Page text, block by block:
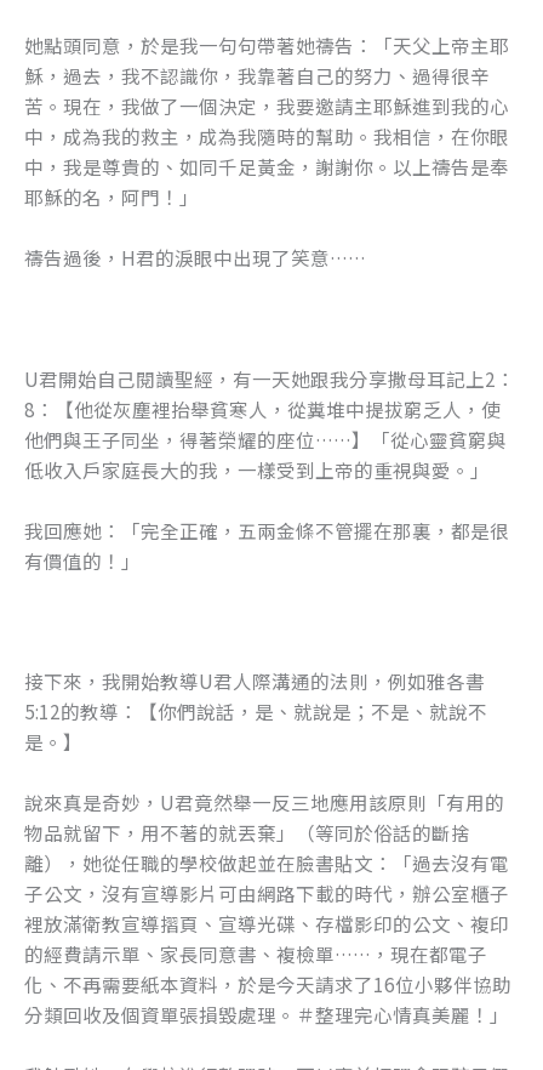
她點頭同意，於是我一句句帶著她禱告：「天父上帝主耶
穌，過去，我不認識你，我靠著自己的努力、過得很辛
苦。現在，我做了一個決定，我要邀請主耶穌進到我的心
中，成為我的救主，成為我隨時的幫助。我相信，在你眼
中，我是尊貴的、如同千足黃金，謝謝你。以上禱告是奉
耶穌的名，阿門！」
禱告過後，H君的淚眼中出現了笑意……
U君開始自己閱讀聖經，有一天她跟我分享撒母耳記上2：
8：【他從灰塵裡抬舉貧寒人，從糞堆中提拔窮乏人，使
他們與王子同坐，得著榮耀的座位……】「從心靈貧窮與
低收入戶家庭長大的我，一樣受到上帝的重視與愛。」
我回應她：「完全正確，五兩金條不管擺在那裏，都是很
有價值的！」
接下來，我開始教導U君人際溝通的法則，例如雅各書
5:12的教導：【你們說話，是、就說是；不是、就說不
是。】
說來真是奇妙，U君竟然舉一反三地應用該原則「有用的
物品就留下，用不著的就丟棄」（等同於俗話的斷捨
離），她從任職的學校做起並在臉書貼文：「過去沒有電
子公文，沒有宣導影片可由網路下載的時代，辦公室櫃子
裡放滿衛教宣導摺頁、宣導光碟、存檔影印的公文、複印
的經費請示單、家長同意書、複檢單……，現在都電子
化、不再需要紙本資料，於是今天請求了16位小夥伴協助
分類回收及個資單張損毀處理。＃整理完心情真美麗！」